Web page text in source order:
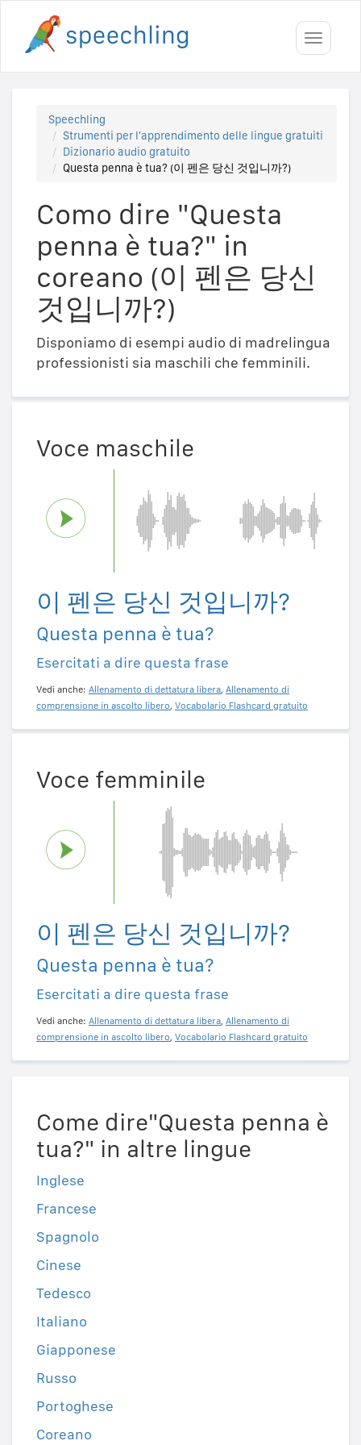
Toggle
Speechling
Strumenti per l'apprendimento delle lingue gratuiti
Dizionario audio gratuito
Questa penna è tua? (이 펜은 당신 것입니까?)
Como dire "Questa
penna è tua?" in
coreano (이 펜은 당신
것입니까?)
Disponiamo di esempi audio di madrelingua
professionisti sia maschili che femminili.
Voce maschile
이 펜은 당신 것입니까?
Questa penna è tua?
Esercitati a dire questa frase
Vedi anche: Allenamento di dettatura libera, Allenamento di
comprensione in ascolto libero, Vocabolario Flashcard gratuito
Voce femminile
이 펜은 당신 것입니까?
Questa penna è tua?
Esercitati a dire questa frase
Vedi anche: Allenamento di dettatura libera, Allenamento di
comprensione in ascolto libero, Vocabolario Flashcard gratuito
Come dire"Questa penna è
tua?" in altre lingue
Inglese
Francese
Spagnolo
Cinese
Tedesco
Italiano
Giapponese
Russo
Portoghese
Coreano